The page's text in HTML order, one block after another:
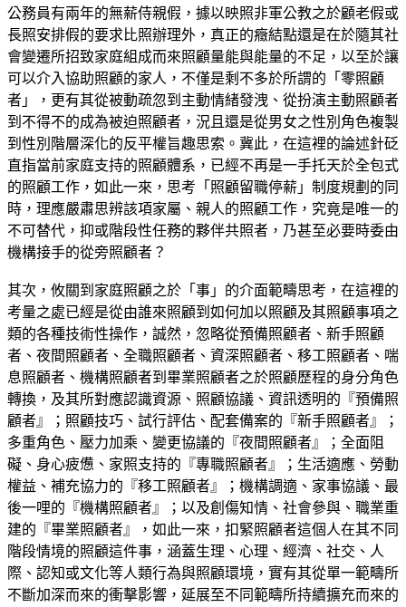
公務員有兩年的無薪侍親假，據以映照非軍公教之於顧老假或
長照安排假的要求比照辦理外，真正的癥結點還是在於隨其社
會變遷所招致家庭組成而來照顧量能與能量的不足，以至於讓
可以介入協助照顧的家人，不僅是剩不多於所謂的「零照顧
者」，更有其從被動疏忽到主動情緒發洩、從扮演主動照顧者
到不得不的成為被迫照顧者，況且還是從男女之性別角色複製
到性別階層深化的反平權旨趣思索。冀此，在這裡的論述針砭
直指當前家庭支持的照顧體系，已經不再是一手托天於全包式
的照顧工作，如此一來，思考「照顧留職停薪」制度規劃的同
時，理應嚴肅思辨該項家屬、親人的照顧工作，究竟是唯一的
不可替代，抑或階段性任務的夥伴共照者，乃甚至必要時委由
機構接手的從旁照顧者？
其次，攸關到家庭照顧之於「事」的介面範疇思考，在這裡的
考量之處已經是從由誰來照顧到如何加以照顧及其照顧事項之
類的各種技術性操作，誠然，忽略從預備照顧者、新手照顧
者、夜間照顧者、全職照顧者、資深照顧者、移工照顧者、喘
息照顧者、機構照顧者到畢業照顧者之於照顧歷程的身分角色
轉換，及其所對應認識資源、照顧協議、資訊透明的『預備照
顧者』；照顧技巧、試行評估、配套備案的『新手照顧者』；
多重角色、壓力加乘、變更協議的『夜間照顧者』；全面阻
礙、身心疲憊、家照支持的『專職照顧者』；生活適應、勞動
權益、補充協力的『移工照顧者』；機構調適、家事協議、最
後一哩的『機構照顧者』；以及創傷知情、社會參與、職業重
建的『畢業照顧者』，如此一來，扣緊照顧者這個人在其不同
階段情境的照顧這件事，涵蓋生理、心理、經濟、社交、人
際、認知或文化等人類行為與照顧環境，實有其從單一範疇所
不斷加深而來的衝擊影響，延展至不同範疇所持續擴充而來的